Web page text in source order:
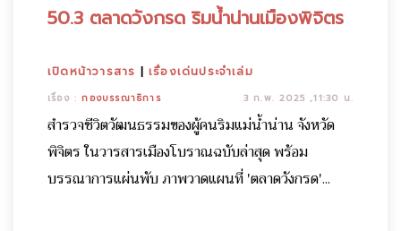
50.3 ตลาดวังกรด ริมน้ำน่านเมืองพิจิตร
เปิดหน้าวารสาร |เรื่องเด่นประจำเล่ม
เรื่อง :กองบรรณาธิการ 3 ก.พ. 2025 ,11:30 น.
สำรวจชีวิตวัฒนธรรมของผู้คนริมแม่น้ำน่าน จังหวัด
พิจิตร ในวารสารเมืองโบราณฉบับล่าสุด พร้อม
บรรณาการแผ่นพับ ภาพวาดแผนที่ 'ตลาดวังกรด'...